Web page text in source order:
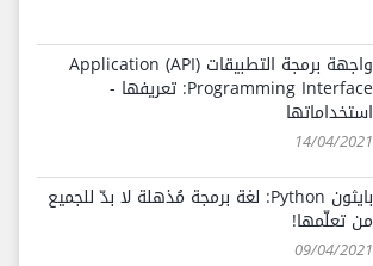
واجهة برمجة التطبيقات (API) Application
Programming Interface: تعريفها -
استخداماتها
14/04/2021
بايثون Python: لغة برمجة مُذهلة لا بدّ للجميع
من تعلّمها!
09/04/2021